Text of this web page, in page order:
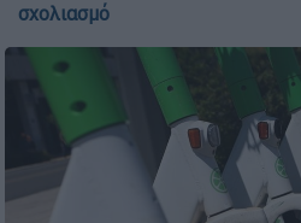
σχολιασμό